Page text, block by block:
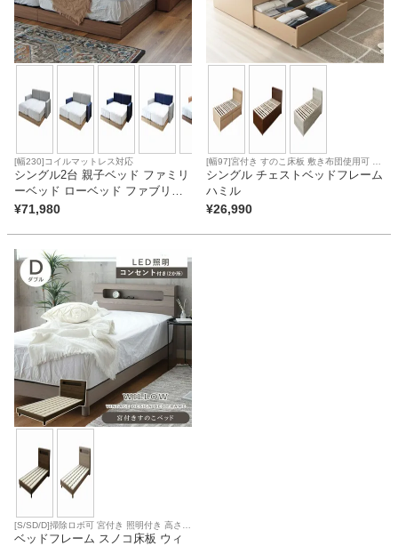
ファブリック
ラグ
マット
収納用品
生活用品
キッチン用品
家電・照明器具
[幅230]コイルマットレス対応
シングル2台 親子ベッド ファミリ
ーベッド ローベッド ファブリッ
ク キングサイズ コンセント付き
ドヘッド×2)
¥71,980
[幅97]宮付き すのこ床板 敷き布団使用可 コ
イルマットレス対応
シングル チェストベッドフレーム
ハミル
¥26,990
[S/SD/D]掃除ロボ可 宮付き 照明付き 高さ調
節可能 すのこ床板 コイルマットレス対応
ベッドフレーム スノコ床板 ウィ